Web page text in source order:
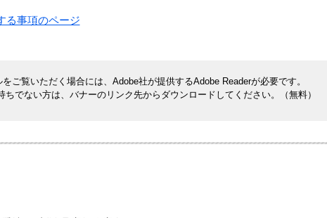
る事項のページ
ご覧いただく場合には、Adobe社が提供するAdobe Readerが必要です。
ちでない方は、バナーのリンク先からダウンロードしてください。（無料）